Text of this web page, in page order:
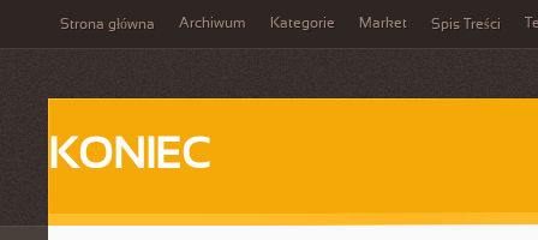
Strona główna Archiwum Kategorie Market Spis Treści
KONIEC